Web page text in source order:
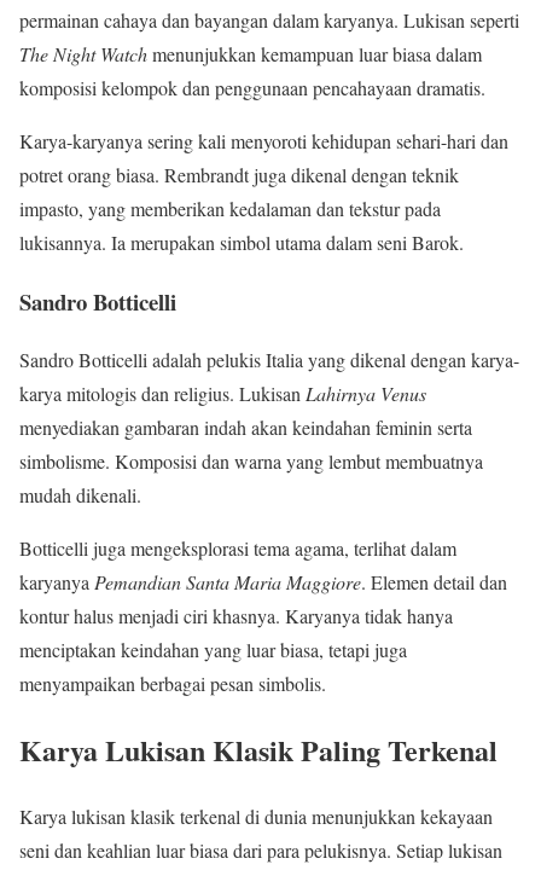
permainan cahaya dan bayangan dalam karyanya. Lukisan seperti
The Night Watchmenunjukkan kemampuan luar biasa dalam
komposisi kelompok dan penggunaan pencahayaan dramatis.
Karya-karyanya sering kali menyoroti kehidupan sehari-hari dan
potret orang biasa. Rembrandt juga dikenal dengan teknik
impasto, yang memberikan kedalaman dan tekstur pada
lukisannya. Ia merupakan simbol utama dalam seni Barok.
Sandro Botticelli
Sandro Botticelli adalah pelukis Italia yang dikenal dengan karya-
karya mitologis dan religius. LukisanLahirnya Venus
menyediakan gambaran indah akan keindahan feminin serta
simbolisme. Komposisi dan warna yang lembut membuatnya
mudah dikenali.
Botticelli juga mengeksplorasi tema agama, terlihat dalam
karyanyaPemandian Santa Maria Maggiore. Elemen detail dan
kontur halus menjadi ciri khasnya. Karyanya tidak hanya
menciptakan keindahan yang luar biasa, tetapi juga
menyampaikan berbagai pesan simbolis.
Karya Lukisan Klasik Paling Terkenal
Karya lukisan klasik terkenal di dunia menunjukkan kekayaan
seni dan keahlian luar biasa dari para pelukisnya. Setiap lukisan